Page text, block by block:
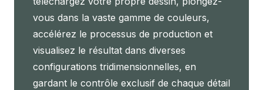
vous dans la vaste gamme de couleurs,
accélérez le processus de production et
visualisez le résultat dans diverses
configurations tridimensionnelles, en
gardant le contrôle exclusif de chaque détail